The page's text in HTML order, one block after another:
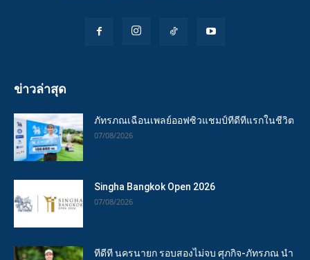
ข่าวล่าสุด
ภัทรภณเฉือนเพลย์ออฟซิวแชมป์ทีดีทีแรกในชีวิต
07/08/2026
Singha Bangkok Open 2026
07/08/2026
ทีดีที นครนายก รอบสองไม่จบ ศุภกิจ-ภัทรภณ นำ